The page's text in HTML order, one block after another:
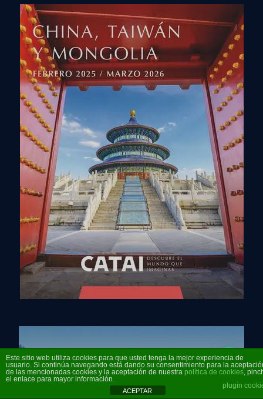
Este sitio web utiliza cookies para que usted tenga la mejor experiencia de
usuario. Si continúa navegando está dando su consentimiento para la
de las mencionadas cookies y la aceptación de nuestra política de cookies,
el enlace para mayor información.
plugin
ACEPTAR
¡Contáctanos y Viaja Mundo a Través!